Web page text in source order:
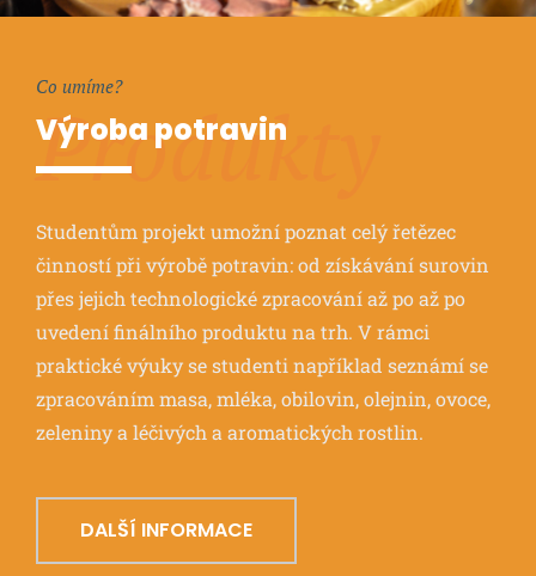
Produkty
Co umíme?
Výroba potravin
Studentům projekt umožní poznat celý řetězec
činností při výrobě potravin: od získávání surovin
přes jejich technologické zpracování až po až po
uvedení finálního produktu na trh. V rámci
praktické výuky se studenti například seznámí se
zpracováním masa, mléka, obilovin, olejnin, ovoce,
zeleniny a léčivých a aromatických rostlin.
DALŠÍ INFORMACE